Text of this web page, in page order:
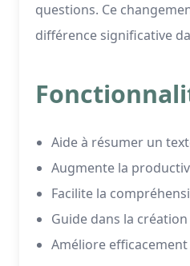
questions. Ce
différence significative
Aide à résumer un
Augmente la
Facilite la
Guide dans la
Améliore